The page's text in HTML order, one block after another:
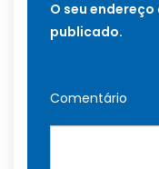
O seu
publicado.
Comentário